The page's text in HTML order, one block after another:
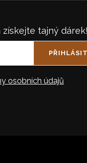
tajný dárek!
osobních údajů